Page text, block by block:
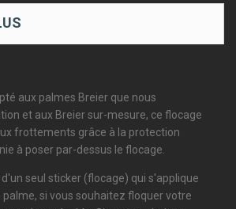
aux palmes Breier que nous
et aux Breier sur-mesure, ce flocage
frottements grâce à la protection
à poser par-dessus le flocage.
d'un seul sticker (flocage) qui s'applique
palme, si vous souhaitez floquer votre